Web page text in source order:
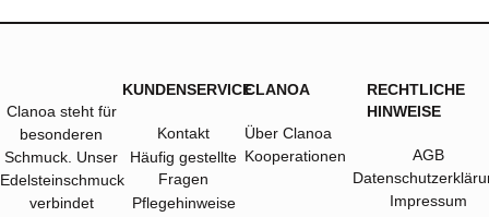
Clanoa steht für
besonderen
Schmuck. Unser
Edelsteinschmuck
verbindet
KUNDENSERVICE
Kontakt
Häufig gestellte
Fragen
Pflegehinweise
CLANOA
Über Clanoa
Kooperationen
RECHTLICHE
HINWEISE
AGB
Impressum